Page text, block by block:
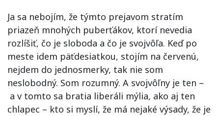
Ja sa nebojím, že týmto prejavom stratím
priazeň mnohých puberťákov, ktorí nevedia
rozlíšiť, čo je sloboda a čo je svojvôľa. Keď po
meste idem päťdesiatkou, stojím na červenú,
nejdem do jednosmerky, tak nie som
neslobodný. Som rozumný. A svojvôľny je ten –
a v tomto sa bratia liberáli mýlia, ako aj ten
chlapec – kto si myslí, že má nejaké výsady, že je